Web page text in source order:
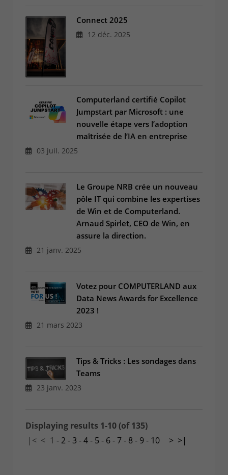
Connect 2025
12 déc. 2025
Computerland certifié Copilot
Jumpstart par Microsoft : une
nouvelle étape vers l’adoption
maîtrisée de l’IA en entreprise
03 juil. 2025
Le Groupe NRB crée un nouveau
pôle IT qui combine les expertises
de Win et de Computerland.
Arnaud Spirlet, CEO de Win, en
assure la direction.
21 janv. 2025
Votez pour COMPUTERLAND aux
Data News Awards for Excellence
2023 !
21 mars 2023
Tips & Tricks : Les sondages dans
Teams
23 janv. 2023
Displaying results 1-10 (of 135)
|< < 1 - 2- 3 -4- 5 - 6-7- 8- 9- 10 > >|